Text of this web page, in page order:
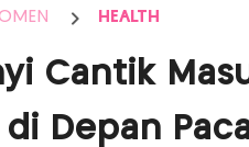
HEALTH
Cantik
Depan